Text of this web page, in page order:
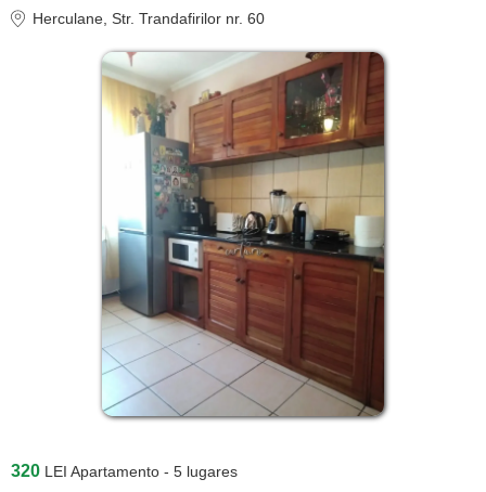
Herculane , Str. Trandafirilor nr. 60
320 LEI Apartamento - 5 lugares